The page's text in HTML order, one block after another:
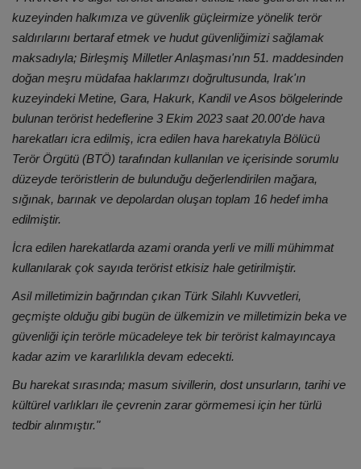
kuzeyinden halkımıza ve güvenlik güçleirmize yönelik terör
saldırılarını bertaraf etmek ve hudut güvenliğimizi sağlamak
maksadıyla; Birleşmiş Milletler Anlaşması'nın 51. maddesinden
doğan meşru müdafaa haklarımzı doğrultusunda, Irak'ın
kuzeyindeki Metine, Gara, Hakurk, Kandil ve Asos bölgelerinde
bulunan terörist hedeflerine 3 Ekim 2023 saat 20.00'de hava
harekatları icra edilmiş, icra edilen hava harekatıyla Bölücü
Terör Örgütü (BTÖ) tarafından kullanılan ve içerisinde sorumlu
düzeyde teröristlerin de bulunduğu değerlendirilen mağara,
sığınak, barınak ve depolardan oluşan toplam 16 hedef imha
edilmiştir.
İcra edilen harekatlarda azami oranda yerli ve milli mühimmat
kullanılarak çok sayıda terörist etkisiz hale getirilmiştir.
Asil milletimizin bağrından çıkan Türk Silahlı Kuvvetleri,
geçmişte olduğu gibi bugün de ülkemizin ve milletimizin beka ve
güvenliği için terörle mücadeleye tek bir terörist kalmayıncaya
kadar azim ve kararlılıkla devam edecekti.
Bu harekat sırasında; masum sivillerin, dost unsurların, tarihi ve
kültürel varlıkları ile çevrenin zarar görmemesi için her türlü
tedbir alınmıştır."